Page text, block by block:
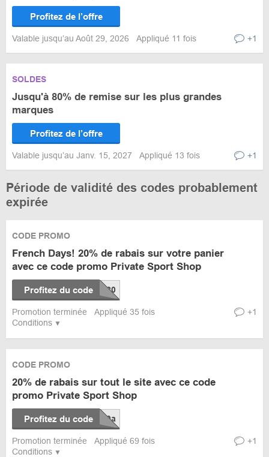
Profitez de l’offre
Valable jusqu’au Août 29, 2026 Appliqué 11 fois +1
SOLDES
Jusqu'à 80% de remise sur les plus grandes
marques
Profitez de l’offre
Valable jusqu’au Janv. 15, 2027 Appliqué 13 fois +1
Période de validité des codes probablement
expirée
Conditions
CODE PROMO
French Days! 20% de rabais sur votre panier
avec ce code promo Private Sport Shop
Profitez du code
Promotion terminée Appliqué 35 fois +1
Conditions
CODE PROMO
20% de rabais sur tout le site avec ce code
promo Private Sport Shop
Profitez du code
Promotion terminée Appliqué 69 fois +1